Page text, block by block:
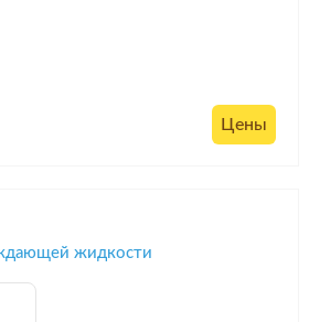
Цены
жидкости